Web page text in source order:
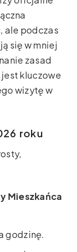
ale podczas
się w mniej
zasad
kluczowe
wizytę w
roku
Mieszkańca
godzinę.